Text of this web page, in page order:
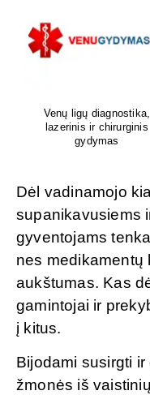
Venų ligų diagnostika,
lazerinis ir chirurginis
gydymas
Dėl vadinamojo
supanikavusiems
gyventojams
nes medikamentų
aukštumas. Kas
gamintojai ir
į kitus.
Bijodami susirgti
žmonės iš